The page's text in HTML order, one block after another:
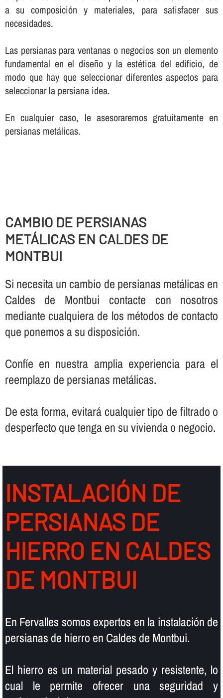
a su composición y materiales, para satisfacer sus
necesidades.
Las persianas para ventanas o negocios son un elemento
fundamental en el diseño y la estética del edificio, de
modo que hay que seleccionar diferentes aspectos para
seleccionar la persiana idea.
En cualquier caso, le asesoraremos gratuitamente en
persianas metálicas.
CAMBIO DE PERSIANAS
METÁLICAS EN CALDES DE
MONTBUI
Si necesita un cambio de persianas metálicas en
Caldes de Montbui contacte con nosotros
mediante cualquiera de los métodos de contacto
que ponemos a su disposición.
Confí­e en nuestra amplia experiencia para el
reemplazo de persianas metálicas.
De esta forma, evitará cualquier tipo de filtrado o
desperfecto que tenga en su vivienda o negocio.
INSTALACIÓN DE
PERSIANAS DE
HIERRO EN CALDES
DE MONTBUI
En Fervalles somos expertos en la instalación de
persianas de hierro en Caldes de Montbui.
El hierro es un material pesado y resistente, lo
cual le permite ofrecer una seguridad y